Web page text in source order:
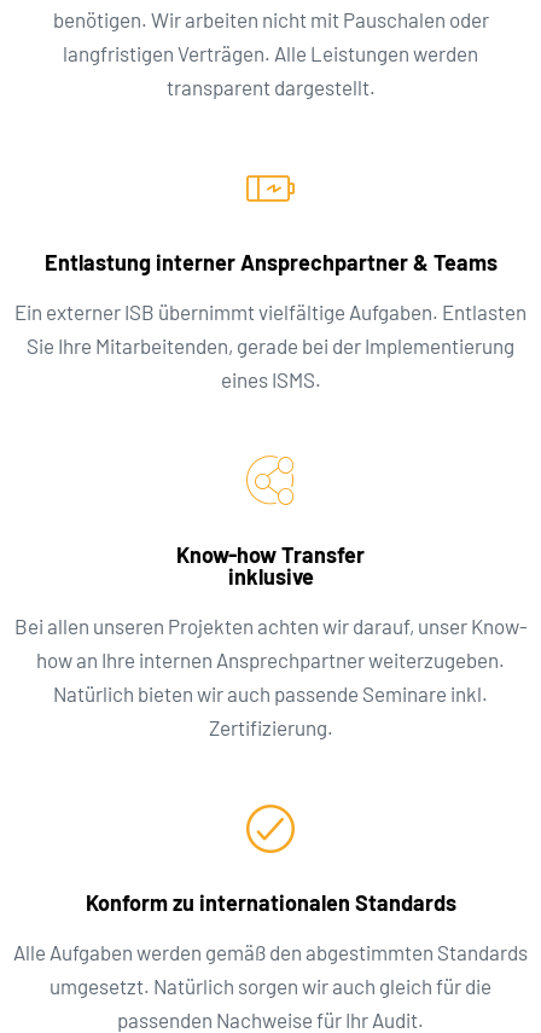
benötigen. Wir arbeiten nicht mit Pauschalen oder
langfristigen Verträgen. Alle Leistungen werden
transparent dargestellt.
Entlastung interner Ansprechpartner & Teams
Ein externer ISB übernimmt vielfältige Aufgaben. Entlasten
Sie Ihre Mitarbeitenden, gerade bei der Implementierung
eines ISMS.
Know-how Transfer
inklusive
Bei allen unseren Projekten achten wir darauf, unser Know-
how an Ihre internen Ansprechpartner weiterzugeben.
Natürlich bieten wir auch passende Seminare inkl.
Zertifizierung.
Konform zu internationalen Standards
Alle Aufgaben werden gemäß den abgestimmten Standards
umgesetzt. Natürlich sorgen wir auch gleich für die
passenden Nachweise für Ihr Audit.